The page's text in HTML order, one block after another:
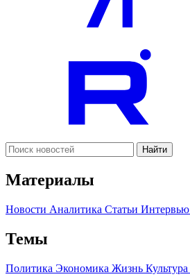
Найти
Материалы
Новости Аналитика Статьи Интервью
Темы
Политика Экономика Жизнь Культура